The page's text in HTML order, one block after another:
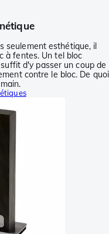
seulement esthétique, il
à fentes. Un tel bloc
d'y passer un coup de
contre le bloc. De quoi